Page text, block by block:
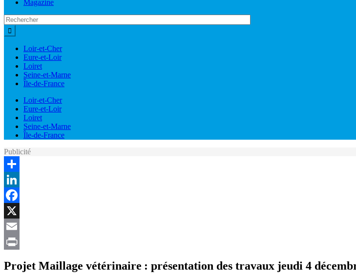
Magazine
Loir-et-Cher
Eure-et-Loir
Loiret
Seine-et-Marne
Île-de-France
Loir-et-Cher
Eure-et-Loir
Loiret
Seine-et-Marne
Île-de-France
Publicité
Share
LinkedIn
Facebook
X
Email
Projet Maillage vétérinaire : présentation des travaux jeudi 4